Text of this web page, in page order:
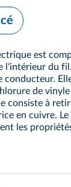
est
l'intérieur du
conducteur.
de vinyle
consiste à
en cuivre.
les